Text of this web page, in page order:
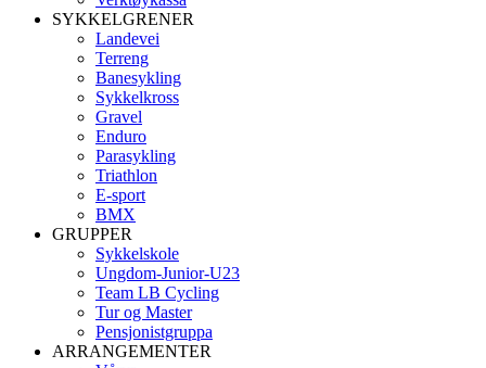
SYKKELGRENER
Landevei
Terreng
Banesykling
Sykkelkross
Gravel
Enduro
Parasykling
Triathlon
E-sport
BMX
GRUPPER
Sykkelskole
Ungdom-Junior-U23
Team LB Cycling
Tur og Master
Pensjonistgruppa
ARRANGEMENTER